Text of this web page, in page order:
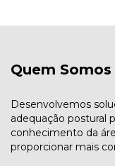
Quem Somos
Desenvolvemos
adequação postural
conhecimento da
proporcionar mais